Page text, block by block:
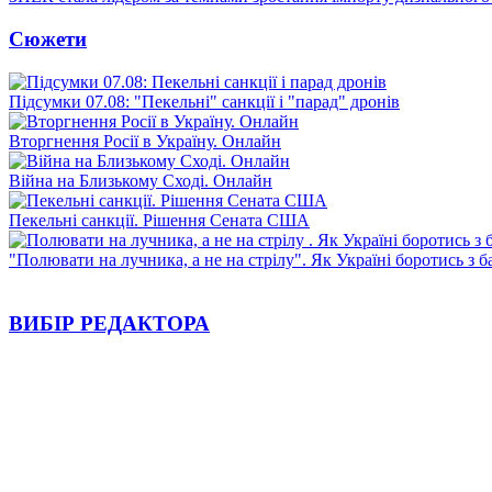
Сюжети
Підсумки 07.08: "Пекельні" санкції і "парад" дронів
Вторгнення Росії в Україну. Онлайн
Війна на Близькому Сході. Онлайн
Пекельні санкції. Рішення Сената США
"Полювати на лучника, а не на стрілу". Як Україні боротись з
ВИБІР РЕДАКТОРА